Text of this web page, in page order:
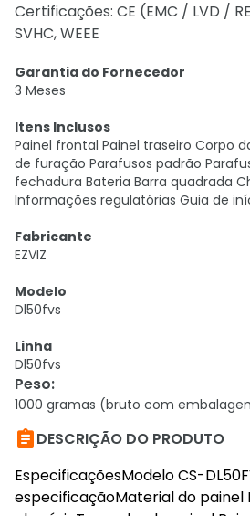
Certificações: CE (EMC / LVD /
SVHC, WEEE
Garantia do Fornecedor
3 Meses
Itens Inclusos
Painel frontal Painel traseiro Corpo
de furação Parafusos padrão
fechadura Bateria Barra quadrada
Informações regulatórias Guia de
Fabricante
EZVIZ
Modelo
Dl50fvs
Linha
Dl50fvs
Peso:
1000 gramas (bruto com
DESCRIÇÃO DO PRODUTO
EspecificaçõesModelo CS-
especificaçãoMaterial do painel